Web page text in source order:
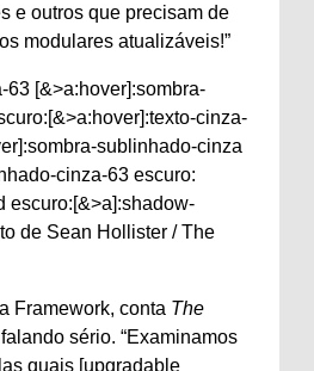
e outros que precisam de
modulares atualizáveis!”
63 [&>a:hover]:sombra-
cinza-
sublinhado-cinza
cinza-63 escuro:
escuro:[&>a]:shadow-
de Sean Hollister / The
Framework, conta The
sério. “Examinamos
quais [upgradable